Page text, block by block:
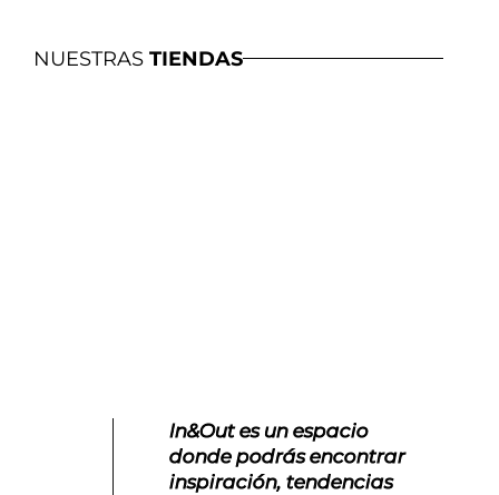
NUESTRAS TIENDAS
In&Out es un espacio
donde podrás encontrar
inspiración, tendencias